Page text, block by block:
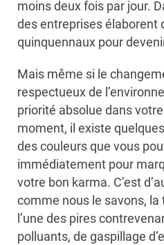
moins deux fois par jour.
des entreprises élaborent
quinquennaux pour
Mais même si le
respectueux de
priorité absolue dans
moment, il existe
des couleurs que vous
immédiatement pour
votre bon karma. C’est
comme nous le savons,
l’une des pires
polluants, de gaspillage